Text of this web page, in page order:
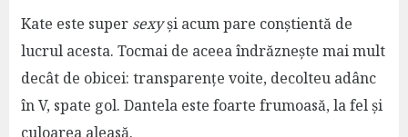
Kate este super sexyși acum pare conștientă de
lucrul acesta. Tocmai de aceea îndrăznește mai mult
decât de obicei: transparențe voite, decolteu adânc
în V, spate gol. Dantela este foarte frumoasă, la fel și
culoarea aleasă.